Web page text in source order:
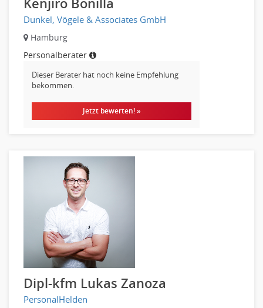
Produktdesign, Industriedesign
Theater, Schauspiel, Musik, Tanz
Beschaffungslogistik
Disposition
Einkauf
Entsorgungslogistik
Materialwirtschaft
Produktionslogistik
Einkauf, Materialwirtschaft & Logistik Prozessmanagement
Supply-Chain-Management
Anlagenbuchhaltung
Controlling
Debitorenbuchhaltung
Finanzbuchhaltung, Bilanzbuchhaltung
Gehaltsbuchhaltung, Lohnbuchhaltung
Konzernbuchhaltung
Dunkel, Vögele & Associates GmbH
Hamburg
Personalberater
Dieser Berater hat noch keine Empfehlung
bekommen.
Jetzt bewerten! »
Dipl-kfm Lukas Zanoza
PersonalHelden